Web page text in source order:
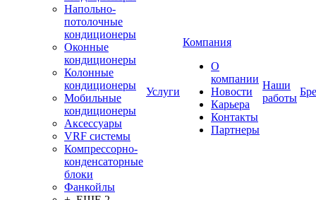
Напольно-
потолочные
кондиционеры
Оконные
кондиционеры
Колонные
кондиционеры
Мобильные
кондиционеры
Аксессуары
VRF системы
Компрессорно-
конденсаторные
блоки
Фанкойлы
Услуги
Компания
О
компании
Новости
Карьера
Контакты
Партнеры
Наши
работы